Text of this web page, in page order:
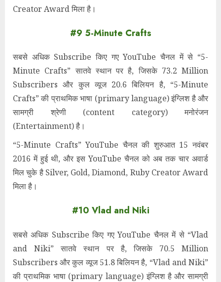
Creator Award मिला है।
#9 5-Minute Crafts
सबसे अधिक Subscribe किए गए YouTube चैनल में से “5-
Minute Crafts” सातवे स्थान पर है, जिसके 73.2 Million
Subscribers और कुल व्यूज 20.6 बिलियन है, “5-Minute
Crafts” की प्राथमिक भाषा (primary language) इंग्लिश है और
सामग्री श्रेणी (content category) मनोरंजन
(Entertainment) है।
“5-Minute Crafts” YouTube चैनल की शुरुआत 15 नवंबर
2016 में हुई थी, और इस YouTube चैनल को अब तक चार अवार्ड
मिल चुके है Silver, Gold, Diamond, Ruby Creator Award
मिला है।
#10 Vlad and Niki
सबसे अधिक Subscribe किए गए YouTube चैनल में से “Vlad
and Niki” सातवे स्थान पर है, जिसके 70.5 Million
Subscribers और कुल व्यूज 51.8 बिलियन है, “Vlad and Niki”
की प्राथमिक भाषा (primary language) इंग्लिश है और सामग्री